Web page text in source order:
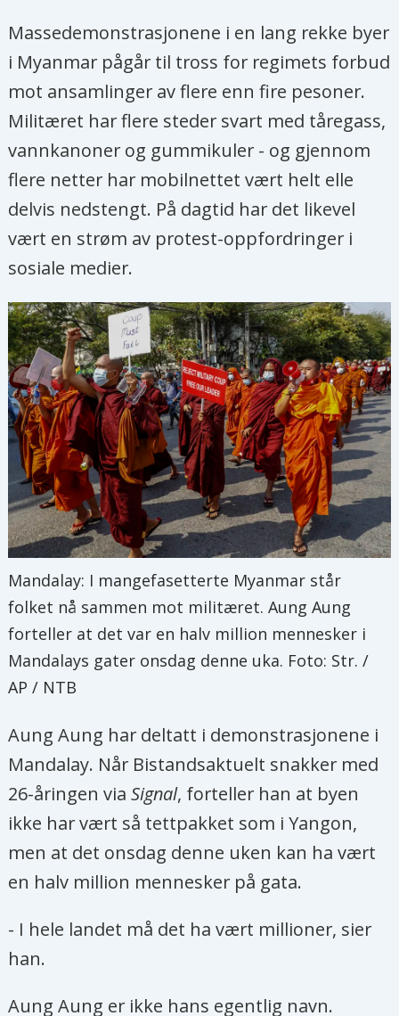
Massedemonstrasjonene i en lang rekke byer
i Myanmar pågår til tross for regimets forbud
mot ansamlinger av flere enn fire pesoner.
Militæret har flere steder svart med tåregass,
vannkanoner og gummikuler - og gjennom
flere netter har mobilnettet vært helt elle
delvis nedstengt. På dagtid har det likevel
vært en strøm av protest-oppfordringer i
sosiale medier.
Mandalay: I mangefasetterte Myanmar står
folket nå sammen mot militæret. Aung Aung
forteller at det var en halv million mennesker i
Mandalays gater onsdag denne uka. Foto: Str. /
AP / NTB
Aung Aung har deltatt i demonstrasjonene i
Mandalay. Når Bistandsaktuelt snakker med
26-åringen viaSignal, forteller han at byen
ikke har vært så tettpakket som i Yangon,
men at det onsdag denne uken kan ha vært
en halv million mennesker på gata.
- I hele landet må det ha vært millioner, sier
han.
Aung Aung er ikke hans egentlig navn.